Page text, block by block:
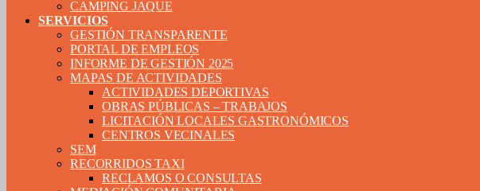
CAMPING JAQUE
SERVICIOS
GESTIÓN TRANSPARENTE
PORTAL DE EMPLEOS
INFORME DE GESTIÓN 2025
MAPAS DE ACTIVIDADES
ACTIVIDADES DEPORTIVAS
OBRAS PÚBLICAS – TRABAJOS
LICITACIÓN LOCALES GASTRONÓMICOS
CENTROS VECINALES
SEM
RECORRIDOS TAXI
RECLAMOS O CONSULTAS